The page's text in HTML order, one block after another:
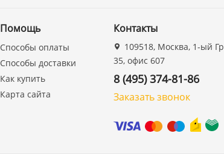
Помощь
Способы оплаты
Способы доставки
Как купить
Карта сайта
Контакты
109518, Москва, 1-ый
35, офис 607
8 (495) 374-81-86
Заказать звонок